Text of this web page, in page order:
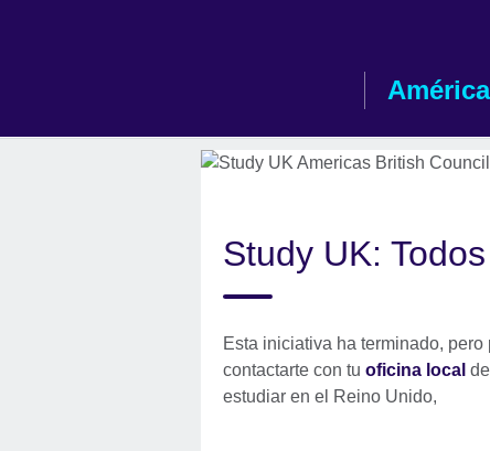
Study UK:
Esta iniciativa ha terminado,
contactarte con tu oficina local
estudiar en el Reino Unido,